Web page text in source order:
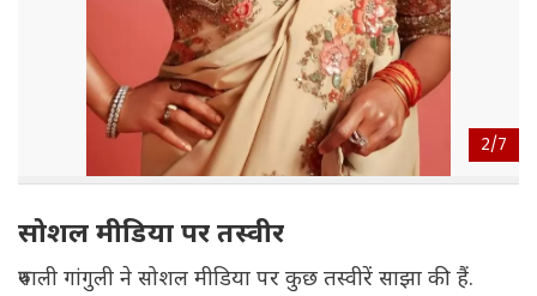
2/7
सोशल मीडिया पर तस्वीर
रुपाली गांगुली ने सोशल मीडिया पर कुछ तस्वीरें साझा की हैं.